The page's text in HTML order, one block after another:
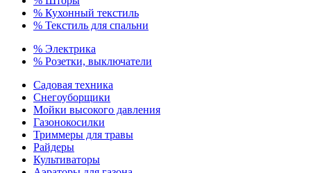
% Кухонный текстиль
% Текстиль для спальни
% Электрика
% Розетки, выключатели
Садовая техника
Снегоуборщики
Мойки высокого давления
Газонокосилки
Триммеры для травы
Райдеры
Культиваторы